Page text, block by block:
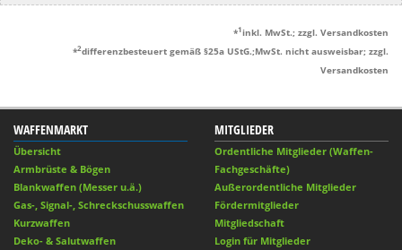
*1inkl. MwSt.; zzgl. Versandkosten
*2differenzbesteuert gemäß §25a UStG.;MwSt. nicht ausweisbar; zzgl.
Versandkosten
WAFFENMARKT
Übersicht
Armbrüste & Bögen
Blankwaffen (Messer u.ä.)
Gas-, Signal-, Schreckschusswaffen
Kurzwaffen
Deko- & Salutwaffen
MITGLIEDER
Ordentliche Mitglieder (Waffen-
Fachgeschäfte)
Außerordentliche Mitglieder
Fördermitglieder
Mitgliedschaft
Login für Mitglieder